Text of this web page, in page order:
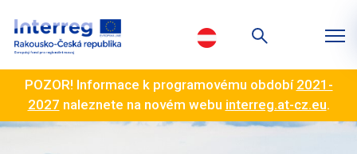
POZOR! Informace k programovému období 2021-
2027 naleznete na novém webu interreg.at-cz.eu.